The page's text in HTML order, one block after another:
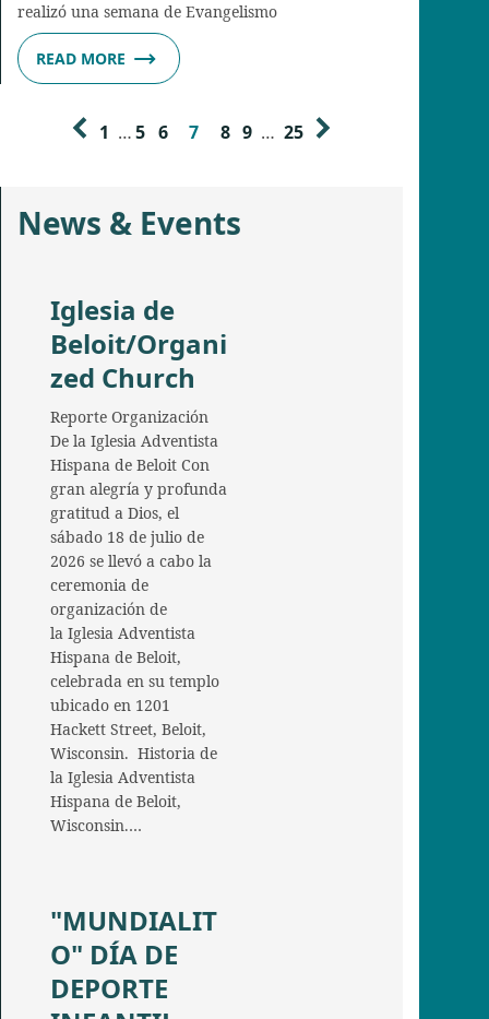
realizó una semana de Evangelismo
READ MORE
1 … 5 6 7 8 9 … 25
News & Events
Iglesia de
Beloit/Organi
zed Church
Reporte Organización
De la Iglesia Adventista
Hispana de Beloit Con
gran alegría y profunda
gratitud a Dios, el
sábado 18 de julio de
2026 se llevó a cabo la
ceremonia de
organización de
la Iglesia Adventista
Hispana de Beloit,
celebrada en su templo
ubicado en 1201
Hackett Street, Beloit,
Wisconsin. Historia de
la Iglesia Adventista
Hispana de Beloit,
Wisconsin.…
"MUNDIALIT
O" DÍA DE
DEPORTE